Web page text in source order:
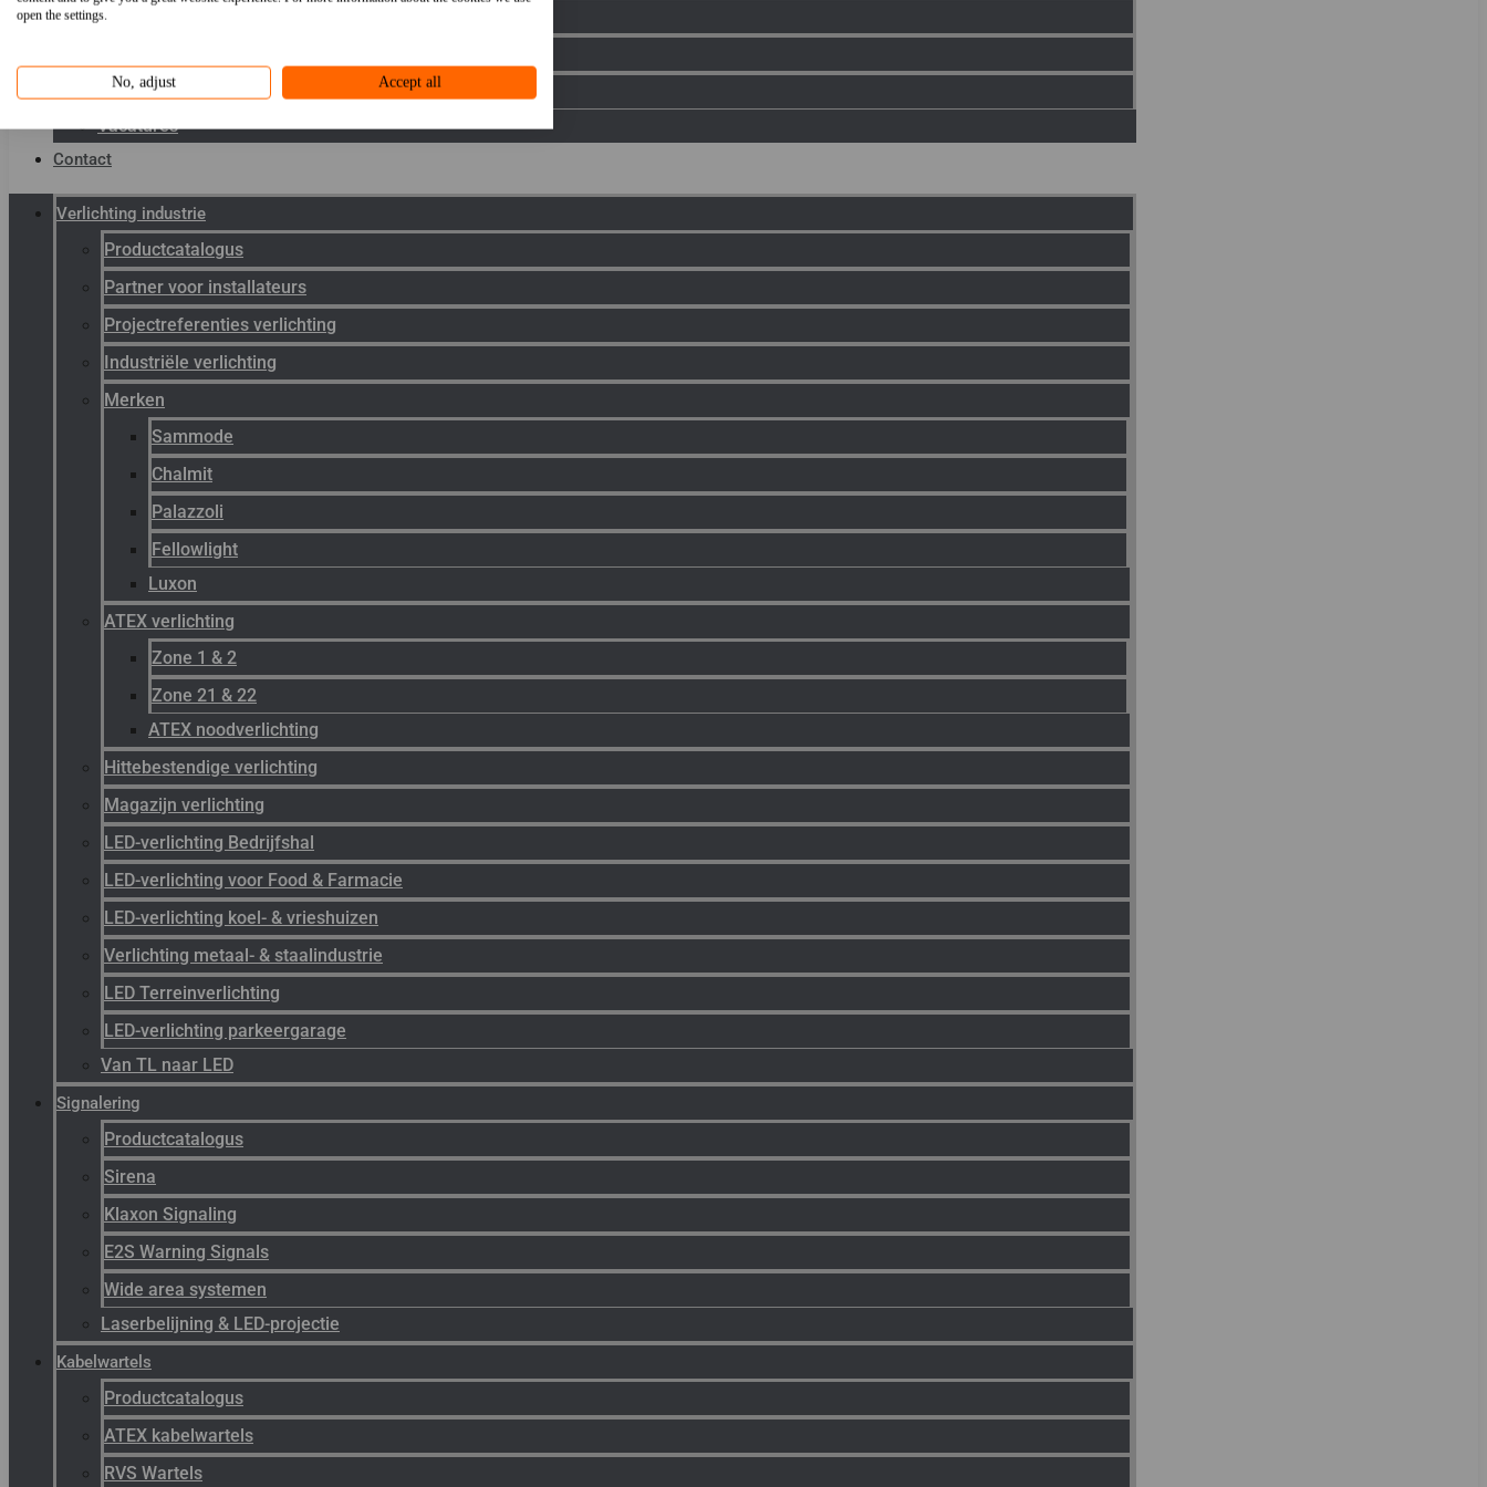
open the settings.
No, adjust Accept all
Toepassingen
Werken bij Gunneman
Vacatures
Contact
Verlichting industrie
Productcatalogus
Partner voor installateurs
Projectreferenties verlichting
Industriële verlichting
Merken
Sammode
Chalmit
Palazzoli
Fellowlight
Luxon
ATEX verlichting
Zone 1 & 2
Zone 21 & 22
ATEX noodverlichting
Hittebestendige verlichting
Magazijn verlichting
LED-verlichting Bedrijfshal
LED-verlichting voor Food & Farmacie
LED-verlichting koel- & vrieshuizen
Verlichting metaal- & staalindustrie
LED Terreinverlichting
LED-verlichting parkeergarage
Van TL naar LED
Signalering
Productcatalogus
Sirena
Klaxon Signaling
E2S Warning Signals
Wide area systemen
Laserbelijning & LED-projectie
Kabelwartels
Productcatalogus
ATEX kabelwartels
RVS Wartels